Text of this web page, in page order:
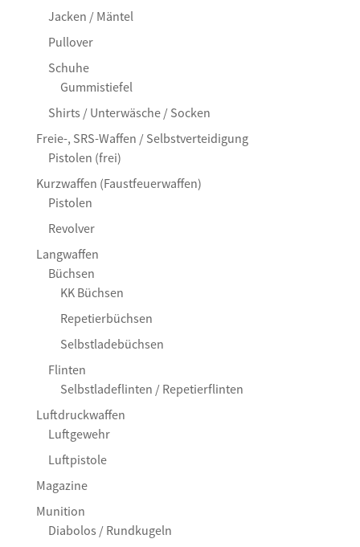
Jacken / Mäntel
Pullover
Schuhe
Gummistiefel
Shirts / Unterwäsche / Socken
Freie-, SRS-Waffen / Selbstverteidigung
Pistolen (frei)
Kurzwaffen (Faustfeuerwaffen)
Pistolen
Revolver
Langwaffen
Büchsen
KK Büchsen
Repetierbüchsen
Selbstladebüchsen
Flinten
Selbstladeflinten / Repetierflinten
Luftdruckwaffen
Luftgewehr
Luftpistole
Magazine
Munition
Diabolos / Rundkugeln